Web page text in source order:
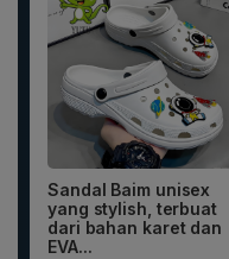
Sandal Baim unisex
yang stylish, terbuat
dari bahan karet dan
EVA...